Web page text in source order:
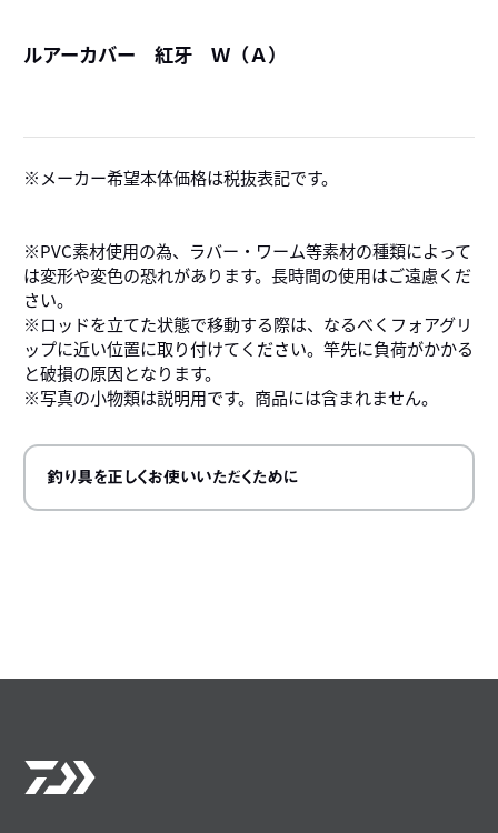
ルアーカバー 紅牙 Ｗ（Ａ）
メーカー希望本体価格は税抜表記です。
※PVC素材使用の為、ラバー・ワーム等素材の種類によって
は変形や変色の恐れがあります。長時間の使用はご遠慮くだ
さい。
※ロッドを立てた状態で移動する際は、なるべくフォアグリ
ップに近い位置に取り付けてください。竿先に負荷がかかる
と破損の原因となります。
※写真の小物類は説明用です。商品には含まれません。
釣り具を正しくお使いいただくために